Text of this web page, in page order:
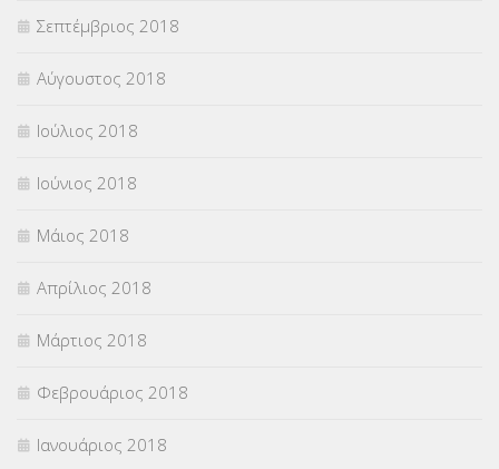
Σεπτέμβριος 2018
Αύγουστος 2018
Ιούλιος 2018
Ιούνιος 2018
Μάιος 2018
Απρίλιος 2018
Μάρτιος 2018
Φεβρουάριος 2018
Ιανουάριος 2018